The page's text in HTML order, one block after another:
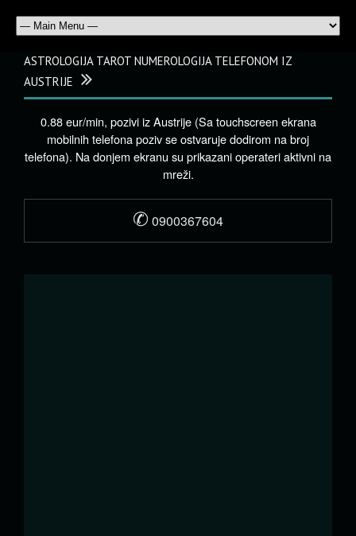
ASTROLOGIJA TAROT NUMEROLOGIJA TELEFONOM IZ
AUSTRIJE
0.88 eur/min, pozivi iz Austrije (Sa touchscreen ekrana
mobilnih telefona poziv se ostvaruje dodirom na broj
telefona). Na donjem ekranu su prikazani operateri aktivni na
mreži.
✆ 0900367604